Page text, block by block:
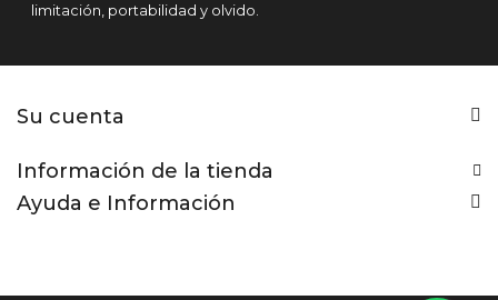
limitación, portabilidad y olvido.
Su cuenta
Información de la tienda
Ayuda e Información